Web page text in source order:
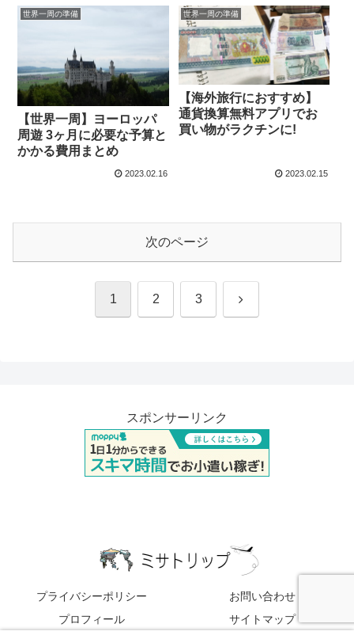
世界一周の準備
【世界一周】ヨーロッパ
周遊 3ヶ月に必要な予算と
かかる費用まとめ
2023.02.16
世界一周の準備
【海外旅行におすすめ】
通貨換算無料アプリでお
買い物がラクチンに!
2023.02.15
次のページ
1 2 3 次
スポンサーリンク
プライバシーポリシー
お問い合わせ
プロフィール
サイトマップ